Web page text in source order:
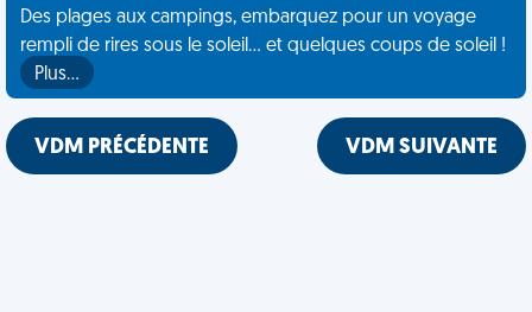
Des plages aux campings, embarquez pour un voyage
rempli de rires sous le soleil... et quelques coups de soleil !
Plus…
VDM PRÉCÉDENTE VDM SUIVANTE